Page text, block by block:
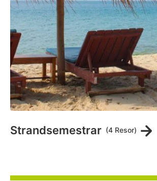
Strandsemestrar (4 Resor)